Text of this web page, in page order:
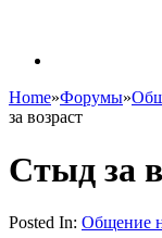
Home»Форумы»
за возраст
Стыд за
Posted In: Общение